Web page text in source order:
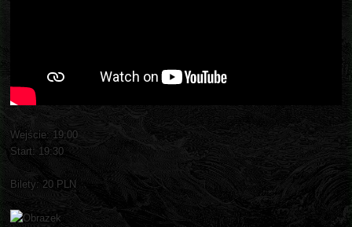
Wejście: 19:00
Start: 19:30
Bilety: 20 PLN